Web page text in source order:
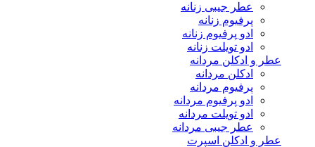
عطر جیبی زنانه
پرفیوم زنانه
ادو پرفیوم زنانه
ادو تویلت زنانه
عطر و ادکلن مردانه
ادکلن مردانه
پرفیوم مردانه
ادو پرفیوم مردانه
ادو تویلت مردانه
عطر جیبی مردانه
عطر و ادکلن اسپرت